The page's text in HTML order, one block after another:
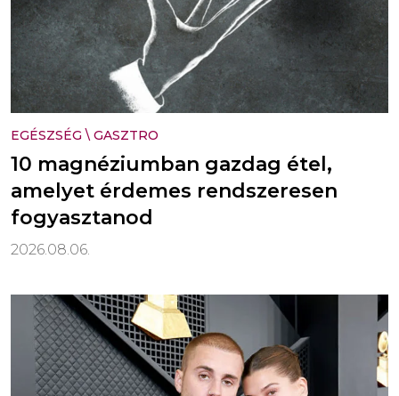
EGÉSZSÉG \ GASZTRO
10 magnéziumban gazdag étel,
amelyet érdemes rendszeresen
fogyasztanod
2026.08.06.